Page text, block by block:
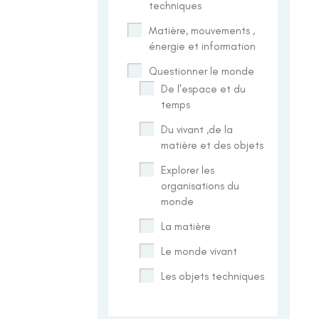
techniques
Matière, mouvements ,
énergie et information
Questionner le monde
De l'espace et du
temps
Du vivant ,de la
matière et des objets
Explorer les
organisations du
monde
La matière
Le monde vivant
Les objets techniques